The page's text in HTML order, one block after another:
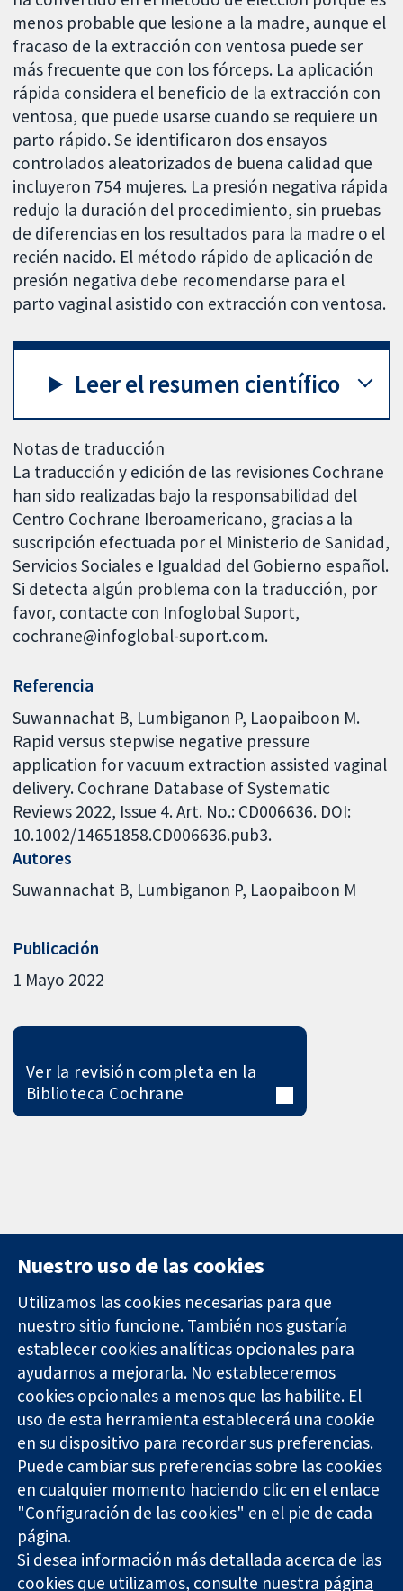
menos probable que lesione a la madre, aunque el
fracaso de la extracción con ventosa puede ser
más frecuente que con los fórceps. La aplicación
rápida considera el beneficio de la extracción con
ventosa, que puede usarse cuando se requiere un
parto rápido. Se identificaron dos ensayos
controlados aleatorizados de buena calidad que
incluyeron 754 mujeres. La presión negativa rápida
redujo la duración del procedimiento, sin pruebas
de diferencias en los resultados para la madre o el
recién nacido. El método rápido de aplicación de
presión negativa debe recomendarse para el
parto vaginal asistido con extracción con ventosa.
Leer el resumen científico
Notas de traducción
La traducción y edición de las revisiones Cochrane
han sido realizadas bajo la responsabilidad del
Centro Cochrane Iberoamericano, gracias a la
suscripción efectuada por el Ministerio de Sanidad,
Servicios Sociales e Igualdad del Gobierno español.
Si detecta algún problema con la traducción, por
favor, contacte con Infoglobal Suport,
cochrane@infoglobal-suport.com.
Referencia
Suwannachat B, Lumbiganon P, Laopaiboon M.
Rapid versus stepwise negative pressure
application for vacuum extraction assisted vaginal
delivery. Cochrane Database of Systematic
Reviews 2022, Issue 4. Art. No.: CD006636. DOI:
10.1002/14651858.CD006636.pub3.
Autores
Suwannachat B Lumbiganon P Laopaiboon M
Publicación
1 Mayo 2022
Ver la revisión completa en la
Biblioteca Cochrane
Evidencia fiable.
Decisiones
informadas.
Mejor salud.
11-13 Cavendish
Square
Londres
W1G 0AN
Reino Unido
Contacto
Noticias
Prensa
Sobre
nosotros
Empleo
Cochrane
Library
The Cochrane Collaboration is a charity (no. 1045921) and a
company limited by guarantee (no. 03044323) registered in
England & Wales. VAT registration number GB 718 2127 49.
Nuestro uso de las cookies
Utilizamos las cookies necesarias para que
nuestro sitio funcione. También nos gustaría
establecer cookies analíticas opcionales para
ayudarnos a mejorarla. No estableceremos
cookies opcionales a menos que las habilite. El
uso de esta herramienta establecerá una cookie
en su dispositivo para recordar sus preferencias.
Puede cambiar sus preferencias sobre las cookies
en cualquier momento haciendo clic en el enlace
"Configuración de las cookies" en el pie de cada
página.
Si desea información más detallada acerca de las
cookies que utilizamos, consulte nuestra página